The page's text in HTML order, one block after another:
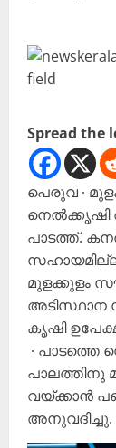
Spread the
പെരുവ ∙
നെൽക്കൃഷി
പാടത്ത്.
മുളക്കുളം
അടിസ്ഥാന
കൃഷി
∙ പാടത്തെ
പാലത്തിനു
വയ്ക്കാൻ
അനുവദിച്ചു.